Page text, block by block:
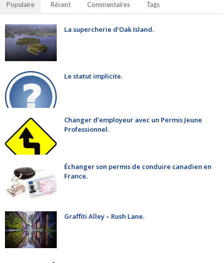
Populaire Récent Commentaires Tags
La supercherie d’Oak Island.
Le statut implicite.
Changer d’employeur avec un Permis Jeune
Professionnel.
Échanger son permis de conduire canadien en
France.
Graffiti Alley – Rush Lane.